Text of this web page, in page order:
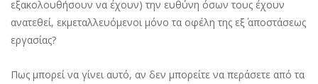
εξακολουθήσουν να έχουν) την ευθύνη όσων τους έχουν
ανατεθεί, εκμεταλλευόμενοι μόνο τα οφέλη της εξ΄ αποστάσεως
εργασίας?
Πως μπορεί να γίνει αυτό, αν δεν μπορείτε να περάσετε από τα